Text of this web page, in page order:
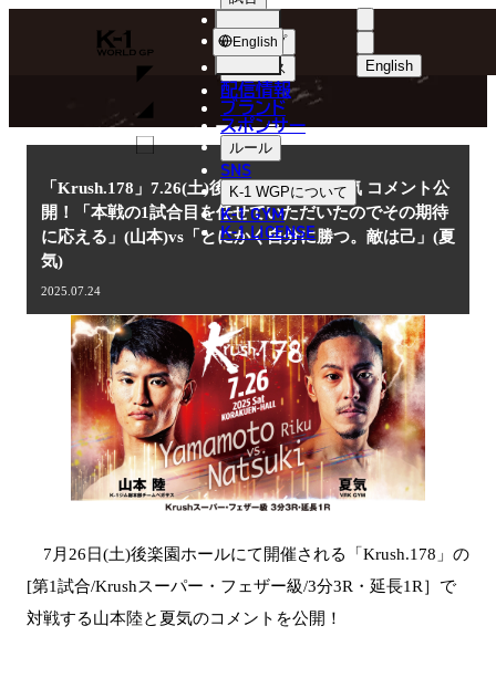
K-
WGP
English
한국어
中文（简体
ไทย
ショップ
ニュース
配信情報
ブランド
スポンサー
ルール
SNS
K-1 WGPについて
K-1 GYM
K-1 LICENSE
English
NEWS
ニュース
「Krush.178」7.26(土)後楽園 山本陸vs夏気 コメント公
開！「本戦の1試合目を任せていただいたのでその期待
に応える」(山本)vs「とにかく自分に勝つ。敵は己」(夏
気)
2025.07.24
7月26日(土)後楽園ホールにて開催される「Krush.178」の
[第1試合/Krushスーパー・フェザー級/3分3R・延長1R］で
対戦する山本陸と夏気のコメントを公開！